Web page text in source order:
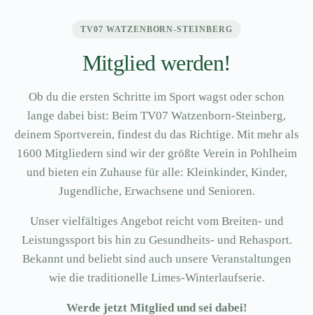
TV07 WATZENBORN-STEINBERG
Mitglied werden!
Ob du die ersten Schritte im Sport wagst oder schon
lange dabei bist: Beim TV07 Watzenborn-Steinberg,
deinem Sportverein, findest du das Richtige. Mit mehr als
1600 Mitgliedern sind wir der größte Verein in Pohlheim
und bieten ein Zuhause für alle: Kleinkinder, Kinder,
Jugendliche, Erwachsene und Senioren.
Unser vielfältiges Angebot reicht vom Breiten- und
Leistungssport bis hin zu Gesundheits- und Rehasport.
Bekannt und beliebt sind auch unsere Veranstaltungen
wie die traditionelle Limes-Winterlaufserie.
Werde jetzt Mitglied und sei dabei!